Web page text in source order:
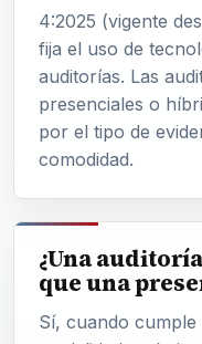
4:2025 (vigente
fija el uso de
auditorías. Las
presenciales o
por el tipo de
comodidad.
¿Una
que una
Sí, cuando